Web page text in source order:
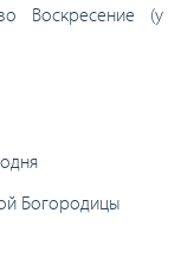
Воскресение (у
Богородицы